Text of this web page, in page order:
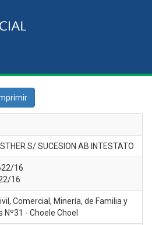
S/ SUCESION AB INTESTATO
16
16
Comercial, Minería, de Familia y
Nº31 - Choele Choel